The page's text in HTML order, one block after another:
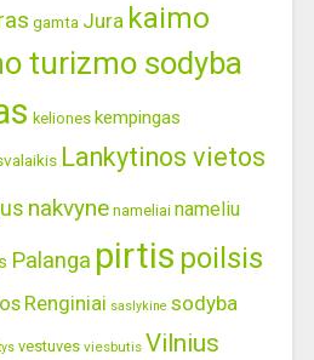
gamta Jura kaimo
turizmo sodyba
keliones kempingas
Lankytinos vietos
nakvyne nameliai nameliu
Palanga pirtis poilsis
Renginiai saslykine sodyba
vestuves viesbutis Vilnius